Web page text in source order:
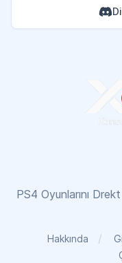
PS4 Oyunlarını
Hakkında